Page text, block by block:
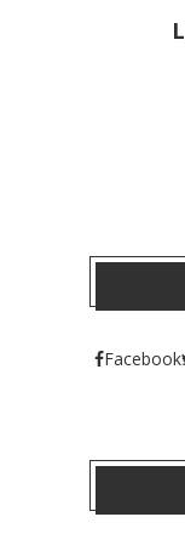
Facebook